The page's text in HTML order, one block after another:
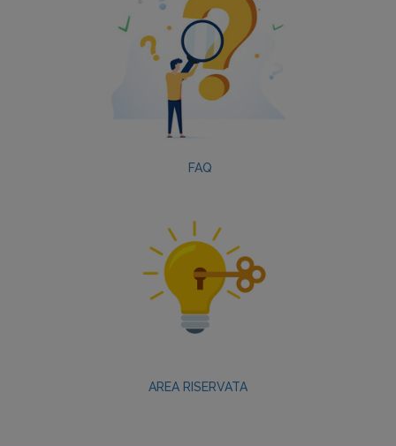
FAQ
AREA RISERVATA